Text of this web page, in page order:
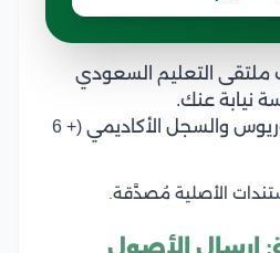
ملتقى التعليم السعودي
نيابة عنك.
أصل شهادة البكالوريوس والسجل الأكاديمي (+ 6
الأصلية مُصدَّقة.
إرسال الأصول